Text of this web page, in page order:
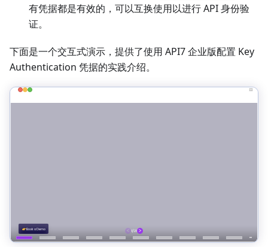
有凭据都是有效的，可以互换使用以进行 API 身份验
证。
下面是一个交互式演示，提供了使用 API7 企业版配置 Key
Authentication 凭据的实践介绍。